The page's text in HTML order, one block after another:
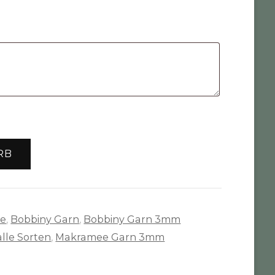
, Bobbiny Garn, Bobbiny Garn 3mm
Sorten, Makramee Garn 3mm